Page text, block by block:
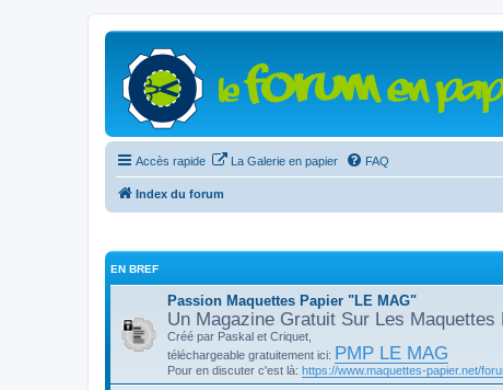
Accès rapide La Galerie en papier FAQ
Index du forum
EN BREF
Passion Maquettes Papier "LE MAG"
Un Magazine Gratuit Sur Les Maquettes
Créé par Paskal et Criquet,
téléchargeable gratuitement ici: PMP LE MAG
Pour en discuter c'est là: https://www.maquettes-papier.net/